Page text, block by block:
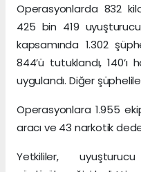
Operasyonlarda 832
425 bin 419
kapsamında 1.302
844’ü tutuklandı,
uygulandı. Diğer
Operasyonlara 1.955
aracı ve 43 narkotik
Yetkililer,